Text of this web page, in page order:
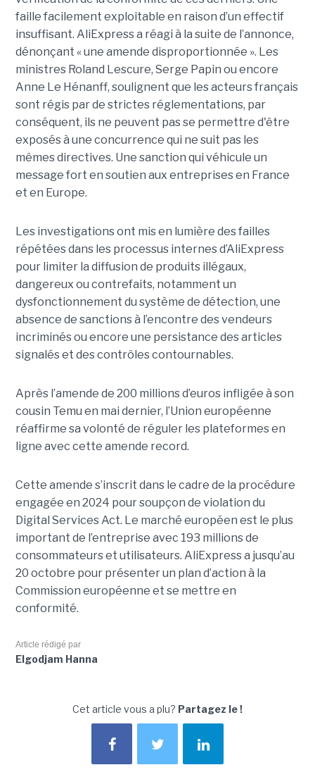
faille facilement exploitable en raison d’un effectif
insuffisant. AliExpress a réagi à la suite de l’annonce,
dénonçant « une amende disproportionnée ». Les
ministres Roland Lescure, Serge Papin ou encore
Anne Le Hénanff, soulignent que les acteurs français
sont régis par de strictes réglementations, par
conséquent, ils ne peuvent pas se permettre d'être
exposés à une concurrence qui ne suit pas les
mêmes directives. Une sanction qui véhicule un
message fort en soutien aux entreprises en France
et en Europe.
Les investigations ont mis en lumière des failles
répétées dans les processus internes d’AliExpress
pour limiter la diffusion de produits illégaux,
dangereux ou contrefaits, notamment un
dysfonctionnement du système de détection, une
absence de sanctions à l’encontre des vendeurs
incriminés ou encore une persistance des articles
signalés et des contrôles contournables.
Après l’amende de 200 millions d’euros infligée à son
cousin Temu en mai dernier, l’Union européenne
réaffirme sa volonté de réguler les plateformes en
ligne avec cette amende record.
Cette amende s’inscrit dans le cadre de la procédure
engagée en 2024 pour soupçon de violation du
Digital Services Act. Le marché européen est le plus
important de l’entreprise avec 193 millions de
consommateurs et utilisateurs. AliExpress a jusqu’au
20 octobre pour présenter un plan d’action à la
Commission européenne et se mettre en
conformité.
Article rédigé par
Elgodjam Hanna
Cet article vous a plu? Partagez le !